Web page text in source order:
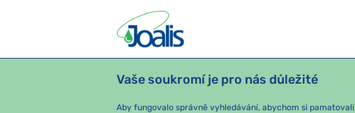
Vaše soukromí je pro nás důležité
Aby fungovalo správně vyhledávání, abychom si
PRODUKTY PODLE OBTÍŽÍ SEZÓNNÍ